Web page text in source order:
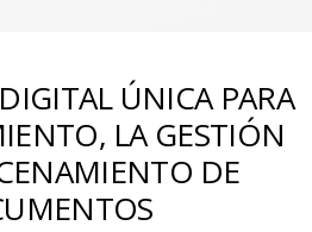
ÚNICA PARA
LA GESTIÓN
DE